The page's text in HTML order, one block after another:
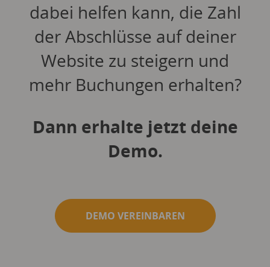
dabei helfen kann, die Zahl
der Abschlüsse auf deiner
Website zu steigern und
mehr Buchungen erhalten?
Dann erhalte jetzt deine
Demo.
DEMO VEREINBAREN